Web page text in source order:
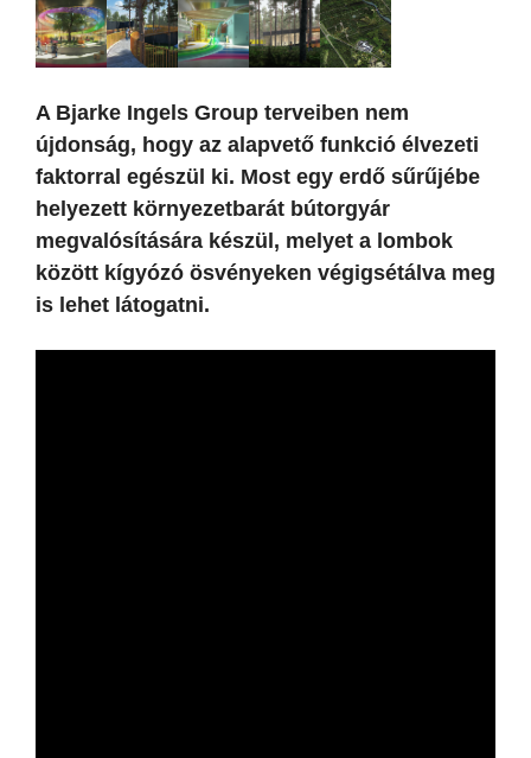
A Bjarke Ingels Group terveiben nem
újdonság, hogy az alapvető funkció élvezeti
faktorral egészül ki. Most egy erdő sűrűjébe
helyezett környezetbarát bútorgyár
megvalósítására készül, melyet a lombok
között kígyózó ösvényeken végigsétálva meg
is lehet látogatni.